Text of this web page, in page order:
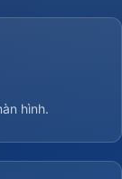
hình.